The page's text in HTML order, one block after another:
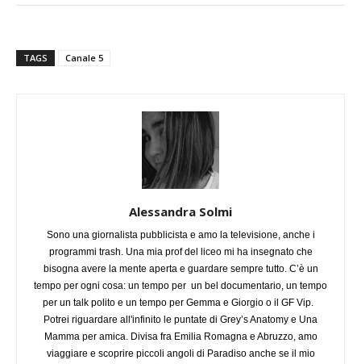
TAGS Canale 5
Alessandra Solmi
Sono una giornalista pubblicista e amo la televisione, anche i
programmi trash. Una mia prof del liceo mi ha insegnato che
bisogna avere la mente aperta e guardare sempre tutto. C’è un
tempo per ogni cosa: un tempo per un bel documentario, un tempo
per un talk polito e un tempo per Gemma e Giorgio o il GF Vip.
Potrei riguardare all'infinito le puntate di Grey’s Anatomy e Una
Mamma per amica. Divisa fra Emilia Romagna e Abruzzo, amo
viaggiare e scoprire piccoli angoli di Paradiso anche se il mio